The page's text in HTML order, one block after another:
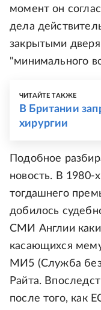
момент он
дела
закрытыми
"минимального
ЧИТАЙТЕ ТАКЖЕ
В Британии
хирургии
Подобное
новость. В 1980-
тогдашнего
добилось
СМИ Англии
касающихся
МИ5 (Служба
Райта.
после того, как